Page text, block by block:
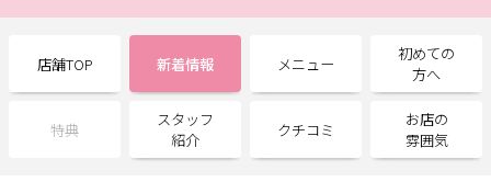
サポート
利用規約
店舗TOP 新着情報 メニュー
初めての
方へ
特典
スタッフ
紹介
クチコミ
お店の
雰囲気